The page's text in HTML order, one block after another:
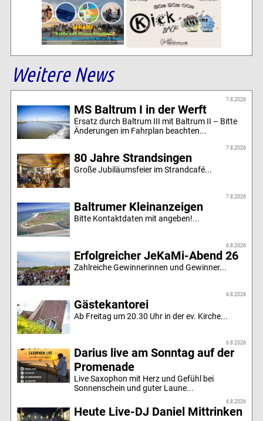
Weitere News
7.8.2026
MS Baltrum I in der Werft
Ersatz durch Baltrum III mit Baltrum II – Bitte
Änderungen im Fahrplan beachten...
7.8.2026
80 Jahre Strandsingen
Große Jubiläumsfeier im Strandcafé...
7.8.2026
Baltrumer Kleinanzeigen
Bitte Kontaktdaten mit angeben!...
6.8.2026
Erfolgreicher JeKaMi-Abend 26
Zahlreiche Gewinnerinnen und Gewinner...
6.8.2026
Gästekantorei
Ab Freitag um 20.30 Uhr in der ev. Kirche...
6.8.2026
Darius live am Sonntag auf der
Promenade
Live Saxophon mit Herz und Gefühl bei
Sonnenschein und guter Laune...
6.8.2026
Heute Live-DJ Daniel Mittrinken